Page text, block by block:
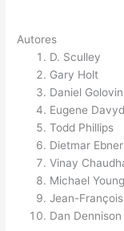
Autores
D. Sculley
Gary Holt
Daniel Golovin
Eugene
Todd Phillips
Dietmar Ebner
Vinay
Michael Young
Jean-
Dan Dennison